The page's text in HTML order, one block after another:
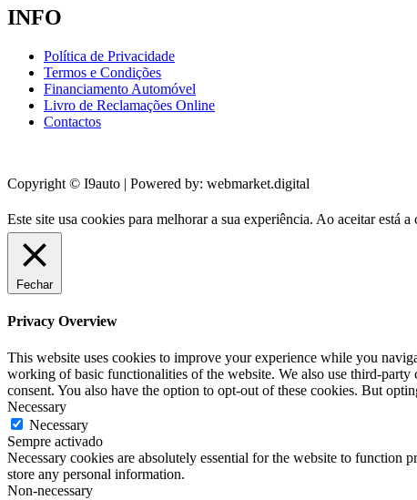
INFO
Política de Privacidade
Termos e Condições
Financiamento Automóvel
Livro de Reclamações Online
Contactos
Copyright © I9auto | Powered by: webmarket.digital
Este site usa cookies para melhorar a sua experiência. Ao aceitar está
Fechar
Privacy Overview
This website uses cookies to improve your experience while you
working of basic functionalities of the website. We also use third-
consent. You also have the option to opt-out of these cookies. But
Necessary
Necessary
Sempre activado
Necessary cookies are absolutely essential for the website to function
store any personal information.
Non-necessary